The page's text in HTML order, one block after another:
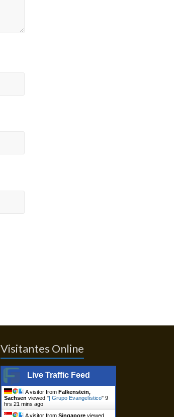
Visitantes Online
Live Traffic Feed
A visitor from Falkenstein,
Sachsen viewed " | Grupo Evangelístico" 9
hrs 21 mins ago
A visitor from Singapore viewed